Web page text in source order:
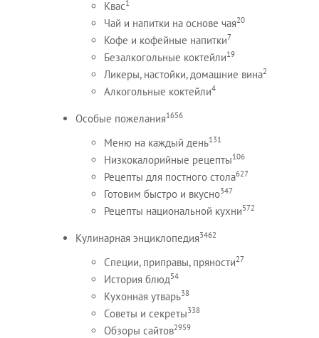
Квас1
Чай и напитки на основе чая20
Кофе и кофейные напитки7
Безалкогольные коктейли19
Ликеры, настойки, домашние вина2
Алкогольные коктейли4
Особые пожелания1656
Меню на каждый день131
Низкокалорийные рецепты106
Рецепты для постного стола627
Готовим быстро и вкусно347
Рецепты национальной кухни572
Кулинарная энциклопедия3462
Специи, приправы, пряности27
История блюд54
Кухонная утварь38
Советы и секреты338
Обзоры сайтов2959